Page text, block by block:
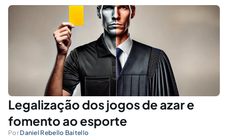
concorrência, traz nova situação.
Legalização dos jogos de azar e
fomento ao esporte
Por Daniel Rebello Baitello